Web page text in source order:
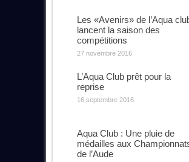
Les «Avenirs» de l’Aqua
lancent la saison des
compétitions
27 novembre 2016
L’Aqua Club prêt pour la
reprise
16 septembre 2016
Aqua Club : Une pluie de
médailles aux
de l’Aude